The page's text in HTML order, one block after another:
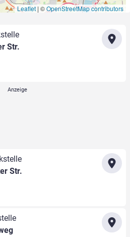
Leaflet | ©OpenStreetMap contributors
Str.
Str.